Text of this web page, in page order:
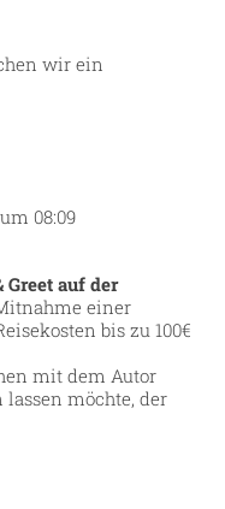
wir ein
08:09
Greet auf der
einer
bis zu 100€
mit dem Autor
möchte, der